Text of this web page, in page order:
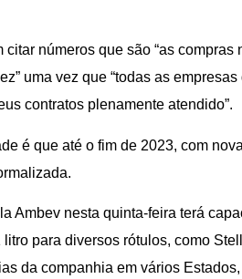
citar números que são “as
uma vez que “todas as
contratos plenamente atendido”.
é que até o fim de 2023, com
Ambev nesta quinta-feira terá
para diversos rótulos, como
da companhia em vários